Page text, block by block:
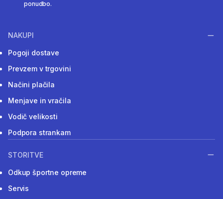
ponudbo.
NAKUPI
Pogoji dostave
Prevzem v trgovini
Načini plačila
Menjave in vračila
Vodič velikosti
Podpora strankam
STORITVE
Odkup športne opreme
Servis